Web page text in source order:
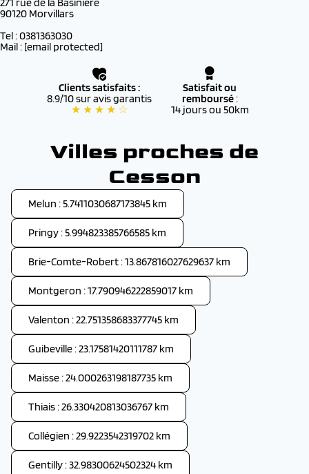
90120 Morvillars
Tel : 0381363030
Mail : [email protected]
Clients satisfaits :
8.9/10 sur avis garantis
★ ★ ★ ★ ☆
Satisfait ou
remboursé:
14 jours ou 50km
Villes proches de
Cesson
Melun : 5.7411030687173845 km
Pringy : 5.994823385766585 km
Brie-Comte-Robert : 13.867816027629637 km
Montgeron : 17.790946222859017 km
Valenton : 22.751358683377745 km
Guibeville : 23.17581420111787 km
Maisse : 24.000263198187735 km
Thiais : 26.330420813036767 km
Collégien : 29.9223542319702 km
Gentilly : 32.98300624502324 km